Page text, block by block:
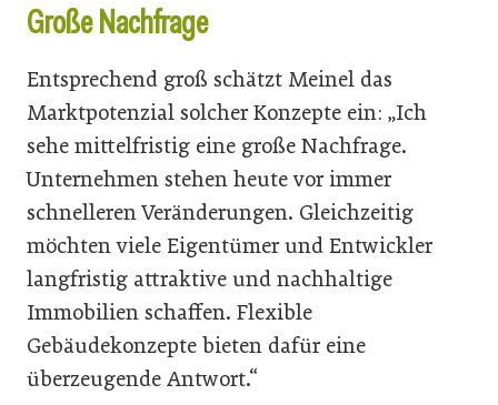
Große Nachfrage
Entsprechend groß schätzt Meinel das
Marktpotenzial solcher Konzepte ein: „Ich
sehe mittelfristig eine große Nachfrage.
Unternehmen stehen heute vor immer
schnelleren Veränderungen. Gleichzeitig
möchten viele Eigentümer und Entwickler
langfristig attraktive und nachhaltige
Immobilien schaffen. Flexible
Gebäudekonzepte bieten dafür eine
überzeugende Antwort.“